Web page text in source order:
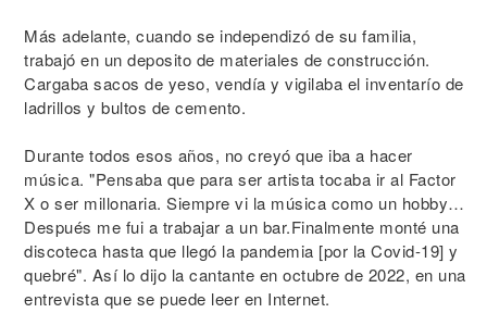
Más adelante, cuando se independizó de su familia,
trabajó en un deposito de materiales de construcción.
Cargaba sacos de yeso, vendía y vigilaba el inventarío de
ladrillos y bultos de cemento.
Durante todos esos años, no creyó que iba a hacer
música. "Pensaba que para ser artista tocaba ir al Factor
X o ser millonaria. Siempre vi la música como un hobby…
Después me fui a trabajar a un bar.Finalmente monté una
discoteca hasta que llegó la pandemia [por la Covid-19] y
quebré". Así lo dijo la cantante en octubre de 2022, en una
entrevista que se puede leer en Internet.